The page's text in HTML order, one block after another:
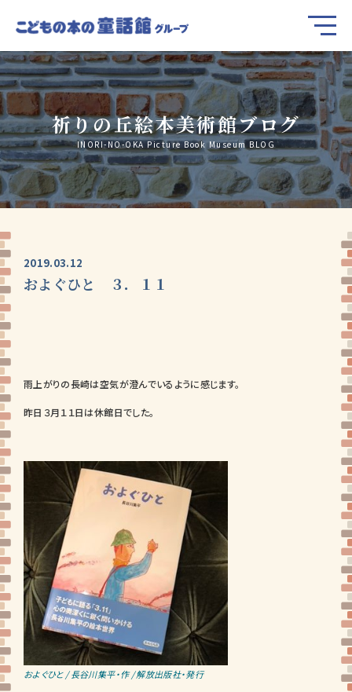
祈りの丘絵本美術館ブログ
INORI-NO-OKA Picture Book Museum BLOG
2019.03.12
およぐひと ３．１１
雨上がりの長崎は空気が澄んでいるように感じます。
昨日３月１１日は休館日でした。
およぐひと / 長谷川集平・作 / 解放出版社・発行